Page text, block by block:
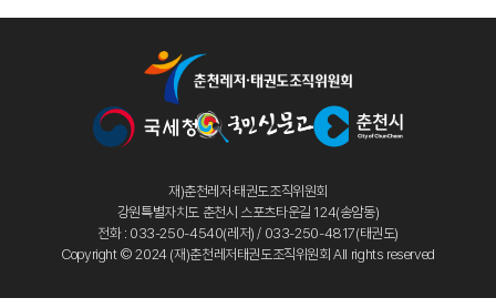
재)춘천레저·태권도조직위원회
강원특별자치도 춘천시 스포츠타운길 124(송암동)
전화 : 033-250-4540(레저) / 033-250-4817(태권도)
Copyright © 2024 (재)춘천레저태권도조직위원회 All rights reserved